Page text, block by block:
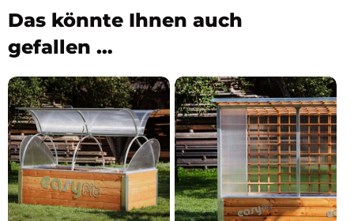
Das könnte Ihnen auch
gefallen …